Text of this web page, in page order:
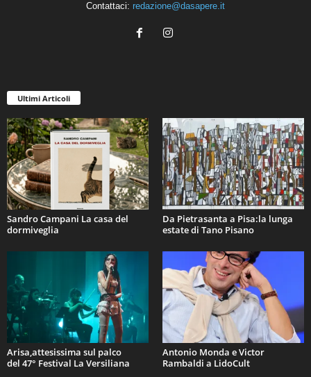
Contattaci: redazione@dasapere.it
Ultimi Articoli
Sandro Campani La casa del
dormiveglia
Da Pietrasanta a Pisa:la lunga
estate di Tano Pisano
Arisa,attesissima sul palco
del 47° Festival La Versiliana
Antonio Monda e Victor
Rambaldi a LidoCult